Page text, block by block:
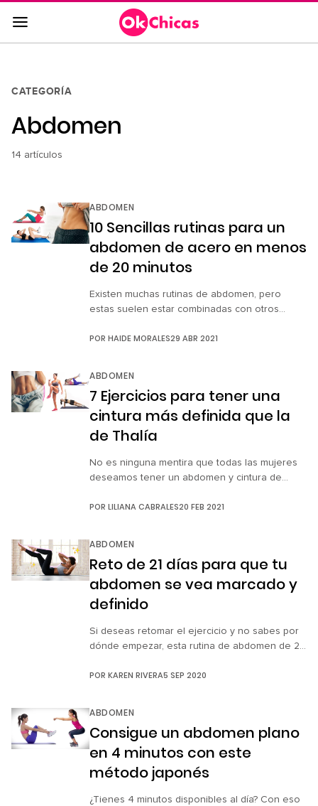
Saltar
al
contenido
Saltar
la
principal
CATEGORÍA
Abdomen
14 artículos
ABDOMEN
10 Sencillas rutinas para un
abdomen de acero en menos
de 20 minutos
Existen muchas rutinas de abdomen, pero
estas suelen estar combinadas con otros
para realizarlas. Así que nos dimos a la tarea
Man sin fracasar […]
POR HAIDE MORALES29 ABR 2021
ABDOMEN
7 Ejercicios para tener una
cintura más definida que la
de Thalía
No es ninguna mentira que todas las mujeres
deseamos tener un abdomen y cintura de
imposible por conseguirlo, como estar a dieta,
cuando nos ejercitamos. Por […]
POR LILIANA CABRALES20 FEB 2021
ABDOMEN
Reto de 21 días para que tu
abdomen se vea marcado y
definido
Si deseas retomar el ejercicio y no sabes por
dónde empezar, esta rutina de abdomen de 21
Rubio será el inicio perfecto. Tonificar esa
cambios estupendos. […]
POR KAREN RIVERA5 SEP 2020
ABDOMEN
Consigue un abdomen plano
en 4 minutos con este
método japonés
¿Tienes 4 minutos disponibles al día? Con eso